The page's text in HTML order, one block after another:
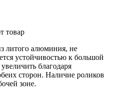
товар
литого алюминия, не
устойчивостью к большой
благодаря
сторон. Наличие роликов
зоне.